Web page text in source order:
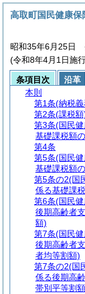
高取町国民健康保
昭和35年6月25日
(令和8年4月1日施
条項目次
沿革
本則
第1条(納税
第2条(課税額
第3条(国民
基礎課税額
第4条
第5条(国民
基礎課税額
第5条の2(国
係る基礎課
第6条(国民
後期高齢者
額)
第7条(国民
後期高齢者
者均等割額)
第7条の2(国
係る後期高
帯別平等割